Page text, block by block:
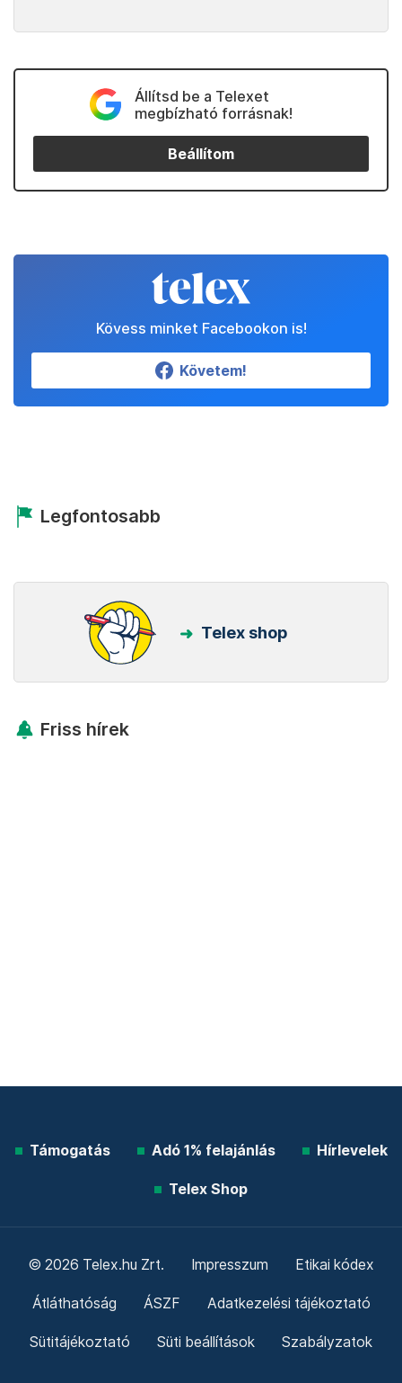
Állítsd be a Telexet
megbízható forrásnak!
Beállítom
Kövess minket Facebookon is!
Követem!
Legfontosabb
Telex shop
Friss hírek
Támogatás Adó 1% felajánlás Hírlevelek
Telex Shop
© 2026 Telex.hu Zrt. Impresszum Etikai kódex
Átláthatóság ÁSZF Adatkezelési tájékoztató
Sütitájékoztató Süti beállítások Szabályzatok